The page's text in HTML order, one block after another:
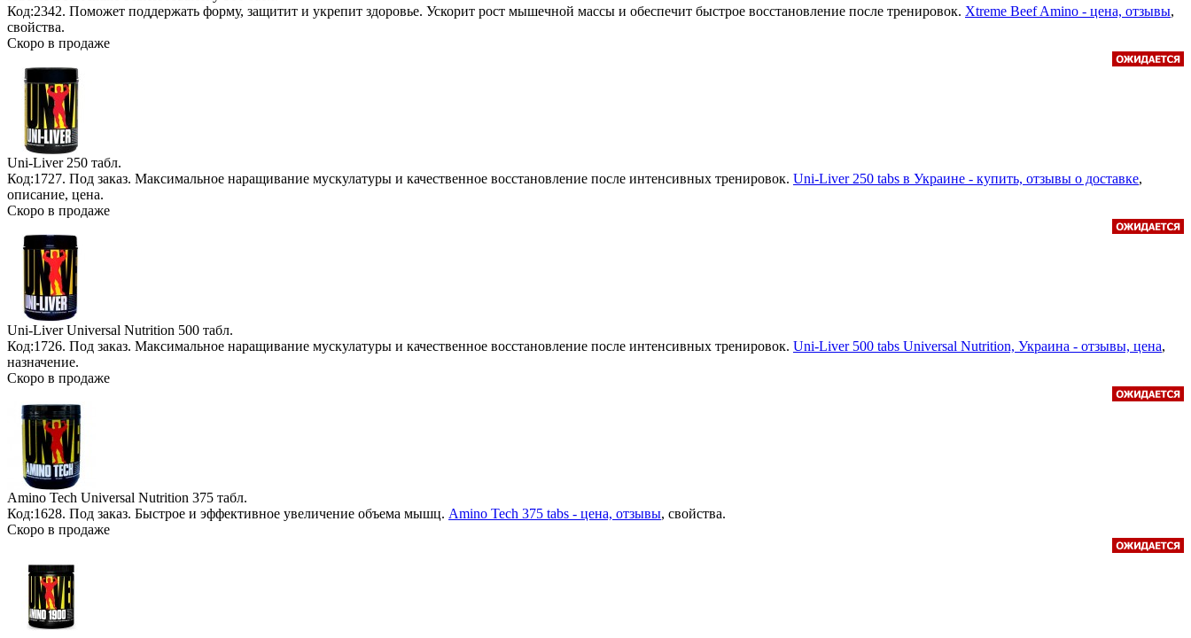
Код:2342. Поможет поддержать форму, защитит и укрепит здоровье. Ускорит рост мышечной массы и обеспечит быстрое восстановление после тренировок. Xtreme Beef Amino - цена, отзывы,
свойства.
Скоро в продаже
Uni-Liver 250 табл.
Код:1727. Под заказ. Максимальное наращивание мускулатуры и качественное восстановление после интенсивных тренировок. Uni-Liver 250 tabs в Украине - купить, отзывы о доставке,
описание, цена.
Скоро в продаже
Uni-Liver Universal Nutrition 500 табл.
Код:1726. Под заказ. Максимальное наращивание мускулатуры и качественное восстановление после интенсивных тренировок. Uni-Liver 500 tabs Universal Nutrition, Украина - отзывы, цена,
назначение.
Скоро в продаже
Amino Tech Universal Nutrition 375 табл.
Код:1628. Под заказ. Быстрое и эффективное увеличение объема мышц. Amino Tech 375 tabs - цена, отзывы, свойства.
Скоро в продаже